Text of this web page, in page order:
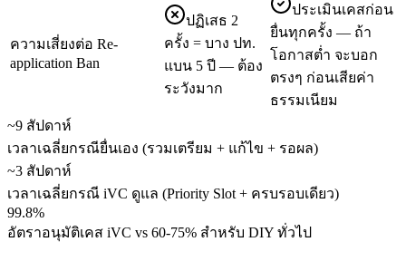
ความเสี่ยงต่อ Re-
application Ban
ปฏิเสธ 2
ครั้ง = บาง ปท.
แบน 5 ปี — ต้อง
ระวังมาก
ประเมินเคสก่อน
ยื่นทุกครั้ง — ถ้า
โอกาสต่ำ จะบอก
ตรงๆ ก่อนเสียค่า
ธรรมเนียม
~9 สัปดาห์
เวลาเฉลี่ยกรณียื่นเอง (รวมเตรียม + แก้ไข + รอผล)
~3 สัปดาห์
เวลาเฉลี่ยกรณี iVC ดูแล (Priority Slot + ครบรอบเดียว)
99.8%
อัตราอนุมัติเคส iVC vs 60-75% สำหรับ DIY ทั่วไป